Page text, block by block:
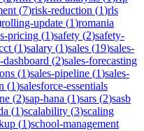
(7)risk-reduction (1)rls
rolling-update (1)romania
pricing (1)safety (2)safety-
(1)salary (1)sales (19)sales-
dashboard (2)sales-forecasting
(1)sales-pipeline (1)sales-
(1)salesforce-essentials
(2)sap-hana (1)sars (2)sasb
(1)scalability (3)scaling
(1)school-management